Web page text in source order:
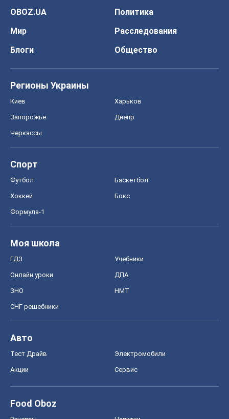
OBOZ.UA
Политика
Мир
Расследования
Блоги
Общество
Регионы Украины
Киев Харьков
Запорожье Днепр
Черкассы
Спорт
Футбол Баскетбол
Хоккей Бокс
Формула-1
Моя школа
ГДЗ Учебники
Онлайн уроки ДПА
ЗНО НМТ
СНГ решебники
Авто
Тест Драйв Электромобили
Акции Сервис
Food Oboz